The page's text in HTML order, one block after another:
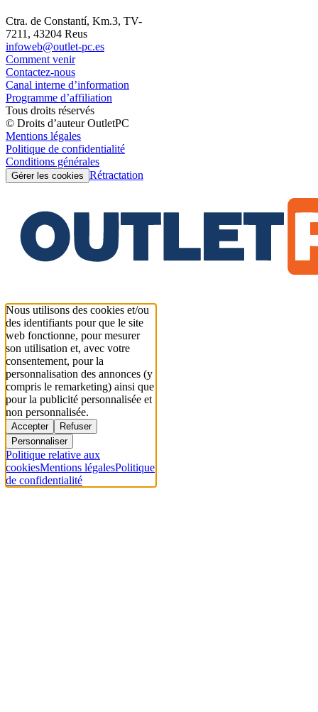
Ctra. de Constantí, Km.3, TV-
7211, 43204 Reus
infoweb@outlet-pc.es
Comment venir
Contactez-nous
Canal interne d’information
Programme d’affiliation
Tous droits réservés
© Droits d’auteur OutletPC
Mentions légales
Politique de confidentialité
Conditions générales
Gérer les cookies Rétractation
Nous utilisons des cookies et/ou
des identifiants pour que le site
web fonctionne, pour mesurer
son utilisation et, avec votre
consentement, pour la
personnalisation des annonces (y
compris le remarketing) ainsi que
pour la publicité personnalisée et
non personnalisée.
Accepter
Refuser
Personnaliser
Politique relative aux
cookiesMentions légalesPolitique
de confidentialité